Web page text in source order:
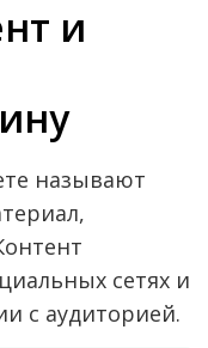
и
называют
сетях и
с аудиторией.